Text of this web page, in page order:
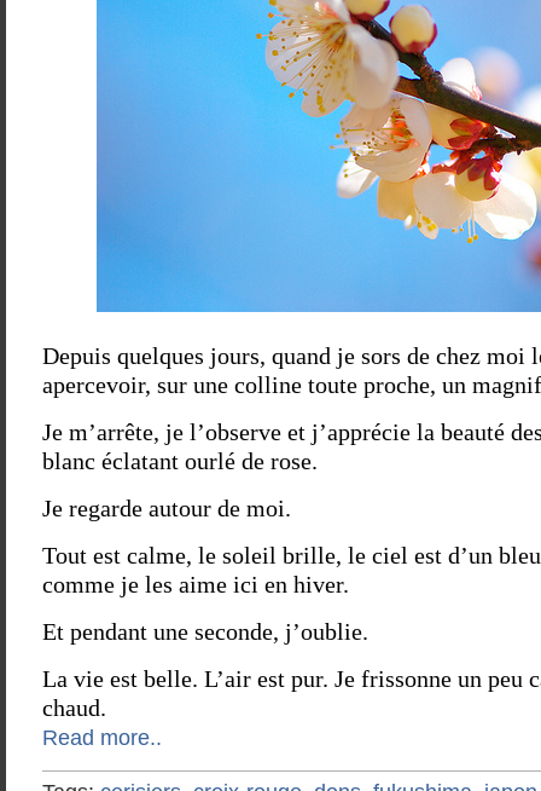
Depuis quelques jours, quand je sors de chez moi
apercevoir, sur une colline toute proche, un
Je m’arrête, je l’observe et j’apprécie la beauté
blanc éclatant ourlé de rose.
Je regarde autour de moi.
Tout est calme, le soleil brille, le ciel est d’un
comme je les aime ici en hiver.
Et pendant une seconde, j’oublie.
La vie est belle. L’air est pur. Je frissonne un peu
chaud.
Read more..